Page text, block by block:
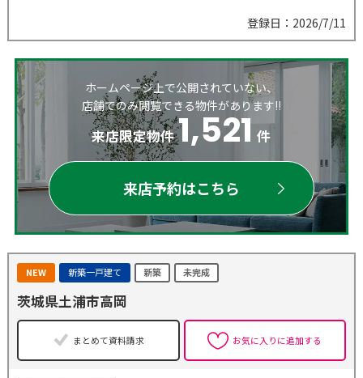
登録日：2026/7/11
ホームページ上で公開されていない、
店舗でのみ閲覧できる物件があります!!
来店限定物件 1,521 件
来店予約はこちら
NEW 新築一戸建て 新築 未完成
茨城県土浦市高岡
まとめて資料請求 お気に入りに追加する